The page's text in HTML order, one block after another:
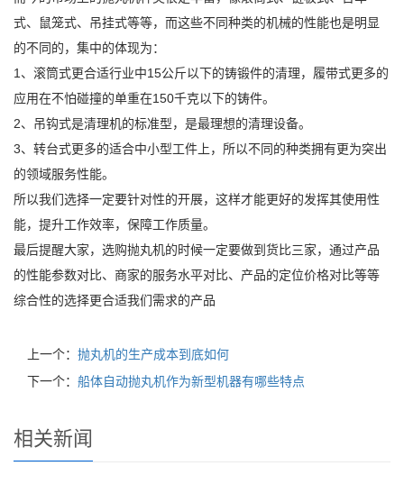
式、鼠笼式、吊挂式等等，而这些不同种类的机械的性能也是明显
的不同的，集中的体现为：
1、滚筒式更合适行业中15公斤以下的铸锻件的清理，履带式更多的
应用在不怕碰撞的单重在150千克以下的铸件。
2、吊钩式是清理机的标准型，是最理想的清理设备。
3、转台式更多的适合中小型工件上，所以不同的种类拥有更为突出
的领域服务性能。
所以我们选择一定要针对性的开展，这样才能更好的发挥其使用性
能，提升工作效率，保障工作质量。
最后提醒大家，选购抛丸机的时候一定要做到货比三家，通过产品
的性能参数对比、商家的服务水平对比、产品的定位价格对比等等
综合性的选择更合适我们需求的产品
上一个： 抛丸机的生产成本到底如何
下一个： 船体自动抛丸机作为新型机器有哪些特点
相关新闻